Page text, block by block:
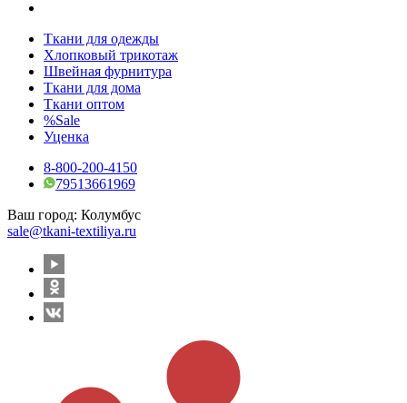
Ткани для одежды
Хлопковый трикотаж
Швейная фурнитура
Ткани для дома
Ткани оптом
%Sale
Уценка
8-800-200-4150
79513661969
Ваш город: Колумбус
sale@tkani-textiliya.ru